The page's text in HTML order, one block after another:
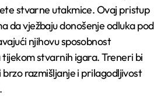
stvarne utakmice. Ovaj pristup
da vježbaju donošenje odluka pod
njihovu sposobnost
stvarnih igara. Treneri bi
razmišljanje i prilagodljivost